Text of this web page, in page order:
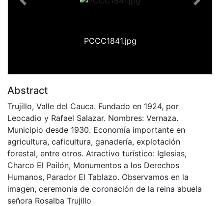
PCCC1841.jpg
Previous Next
Abstract
Trujillo, Valle del Cauca. Fundado en 1924, por
Leocadio y Rafael Salazar. Nombres: Vernaza.
Municipio desde 1930. Economía importante en
agricultura, caficultura, ganadería, explotación
forestal, entre otros. Atractivo turístico: Iglesias,
Charco El Pailón, Monumentos a los Derechos
Humanos, Parador El Tablazo. Observamos en la
imagen, ceremonia de coronación de la reina abuela
señora Rosalba Trujillo